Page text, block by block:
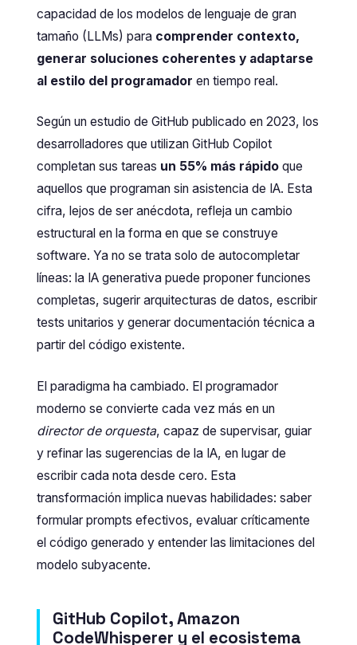
capacidad de los modelos de lenguaje de gran
tamaño (LLMs) para comprender contexto,
generar soluciones coherentes y adaptarse
al estilo del programador en tiempo real.
Según un estudio de GitHub publicado en 2023, los
desarrolladores que utilizan GitHub Copilot
completan sus tareas un 55% más rápido que
aquellos que programan sin asistencia de IA. Esta
cifra, lejos de ser anécdota, refleja un cambio
estructural en la forma en que se construye
software. Ya no se trata solo de autocompletar
líneas: la IA generativa puede proponer funciones
completas, sugerir arquitecturas de datos, escribir
tests unitarios y generar documentación técnica a
partir del código existente.
El paradigma ha cambiado. El programador
moderno se convierte cada vez más en un
director de orquesta, capaz de supervisar, guiar
y refinar las sugerencias de la IA, en lugar de
escribir cada nota desde cero. Esta
transformación implica nuevas habilidades: saber
formular prompts efectivos, evaluar críticamente
el código generado y entender las limitaciones del
modelo subyacente.
GitHub Copilot, Amazon
CodeWhisperer y el ecosistema